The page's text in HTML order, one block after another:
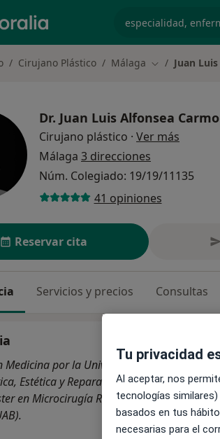
Cirujano Plástico Málaga Cambiar de
Juan
Dr. Juan Luis Alfonsea
Cirujano plástico · Ver más
Málaga 3 direcciones
Núm. Colegiado: 19/19/11135
41 opiniones
Reservar cita
Servicios y precios Consultas
por la Universidad CEU San Pablo
Estética y Reparadora por el Hospital
en Microcirugía Reconstructiva por la
Tu privacidad
Al aceptar, nos
tecnologías
basados en tus
necesarias para el